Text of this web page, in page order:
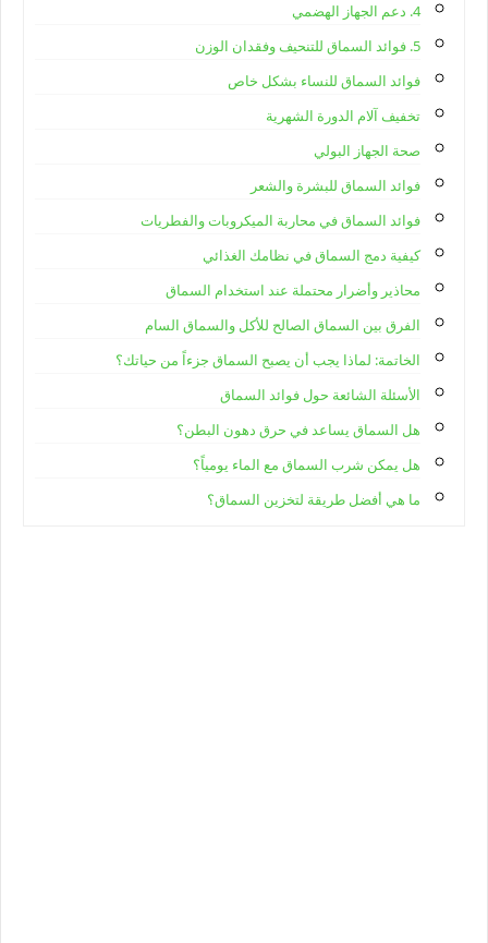
4. دعم الجهاز الهضمي
5. فوائد السماق للتنحيف وفقدان الوزن
فوائد السماق للنساء بشكل خاص
تخفيف آلام الدورة الشهرية
صحة الجهاز البولي
فوائد السماق للبشرة والشعر
فوائد السماق في محاربة الميكروبات والفطريات
كيفية دمج السماق في نظامك الغذائي
محاذير وأضرار محتملة عند استخدام السماق
الفرق بين السماق الصالح للأكل والسماق السام
الخاتمة: لماذا يجب أن يصبح السماق جزءاً من حياتك؟
الأسئلة الشائعة حول فوائد السماق
هل السماق يساعد في حرق دهون البطن؟
هل يمكن شرب السماق مع الماء يومياً؟
ما هي أفضل طريقة لتخزين السماق؟